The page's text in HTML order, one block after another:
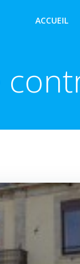
ACCUEIL